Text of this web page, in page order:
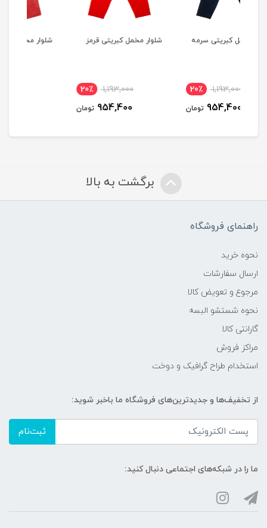
شلوار مخمل کبریتی قرمز
1,193,000
954,400
شلوار مخمل کبریتی زرشکی
1,193,000
954,400
برگشت به بالا
راهنمای فروشگاه
نحوه خرید
ارسال سفارشات
مرجوع و تعویض کالا
نحوه شستشو البسه
گارانتی کالا
مراکز فروش
استخدام طراح گرافیک و دوخت
از تخفیف‌ها و جدیدترین‌های فروشگاه ما باخبر شوید:
ثبت‌نام
ما را در شبکه‌های اجتماعی دنبال کنید: